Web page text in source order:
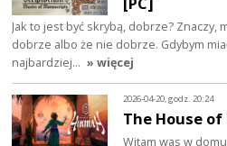
Jak to jest być skrybą, dobrze? Znaczy,
dobrze albo że nie dobrze. Gdybym
najbardziej… » więcej
2026-04-20, godz. 20:24
The House
Witam was w